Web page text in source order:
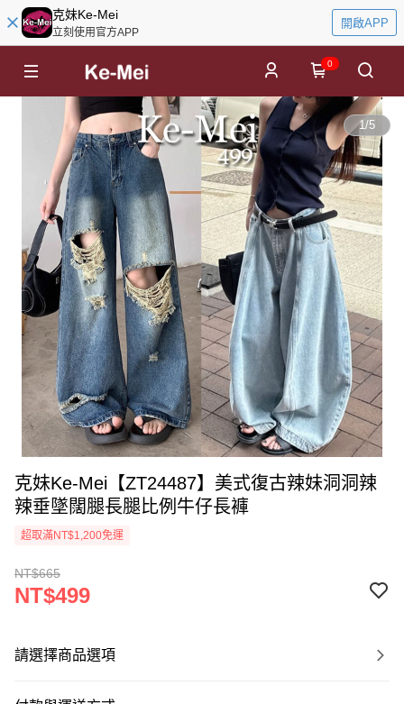
克妹Ke-Mei
立刻使用官方APP
開啟APP
0
1/5
克妹Ke-Mei【ZT24487】美式復古辣妹洞洞辣
辣垂墜闊腿長腿比例牛仔長褲
超取滿NT$1,200免運
NT$665
NT$499
請選擇商品選項